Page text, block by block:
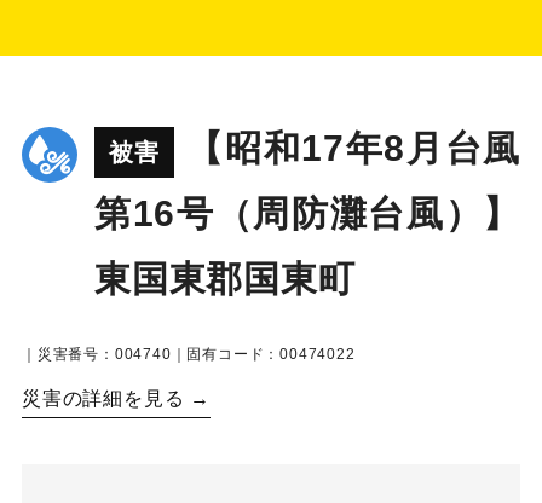
被害
【昭和17年8月台風
第16号（周防灘台風）】
東国東郡国東町
｜災害番号：004740｜固有コード：00474022
災害の詳細を見る →